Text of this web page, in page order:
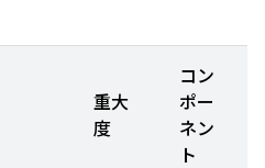
重大
度
コン
ポー
ネン
ト